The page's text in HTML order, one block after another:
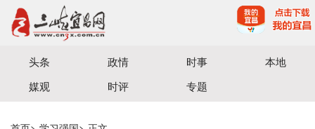
宜昌三峡融媒体中心主办
头条 政情 时事
本地
媒观
时评 专题